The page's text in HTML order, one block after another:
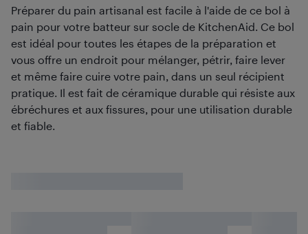
Préparer du pain artisanal est facile à l'aide de ce bol à
pain pour votre batteur sur socle de KitchenAid. Ce bol
est idéal pour toutes les étapes de la préparation et
vous offre un endroit pour mélanger, pétrir, faire lever
et même faire cuire votre pain, dans un seul récipient
pratique. Il est fait de céramique durable qui résiste aux
ébréchures et aux fissures, pour une utilisation durable
et fiable.